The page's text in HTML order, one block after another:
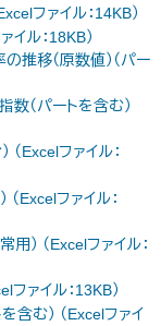
ファイル：14KB）
ル：18KB）
移（原数値）（パー
（パートを含む）
Excelファイル：
Excelファイル：
） （Excelファイル：
ァイル：13KB）
む） （Excelファイ